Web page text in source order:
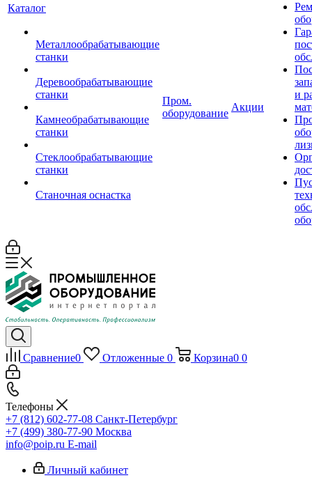
Каталог
Металлообрабатывающие
станки
Деревообрабатывающие
станки
Камнеобрабатывающие
станки
Стеклообрабатывающие
станки
Станочная оснастка
Пром.
оборудование
Акции
и
Сравнение0 Отложенные 0 Корзина0 0
Телефоны
+7 (812) 602-77-08 Санкт-Петербург
+7 (499) 380-77-90 Москва
info@poip.ru E-mail
Личный кабинет